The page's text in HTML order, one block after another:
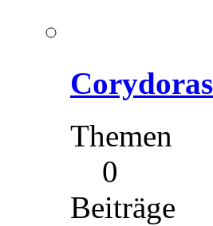
Themen
0
Beiträge